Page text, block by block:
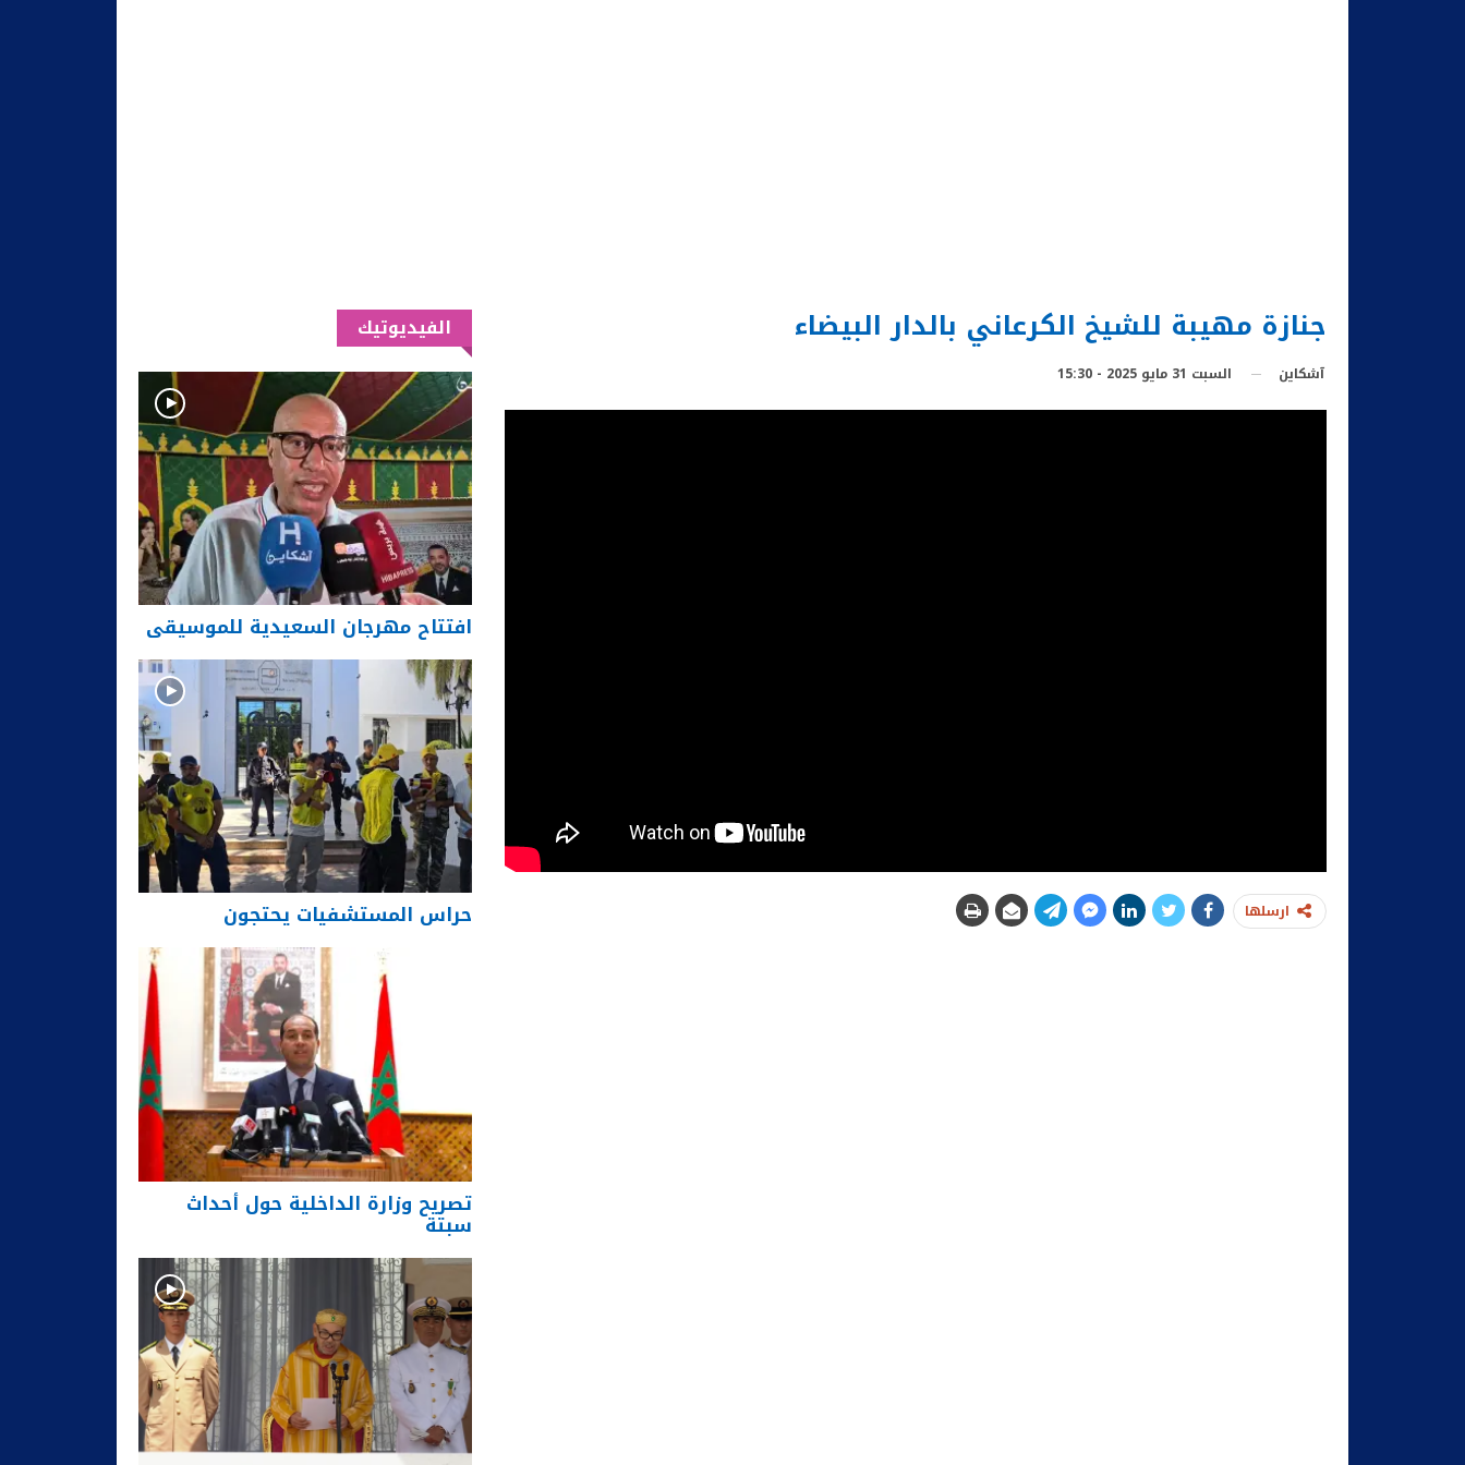
جنازة مهيبة للشيخ الكرعاني بالدار البيضاء
آشكاين السبت 31 مايو 2025 - 15:30
ارسلها
الفيديوتيك
افتتاح مهرجان السعيدية للموسيقى
حراس المستشفيات يحتجون
تصريح وزارة الداخلية حول أحداث
سبتة